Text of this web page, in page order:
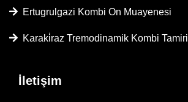
Ertugrulgazi Kombi On Muayenesi
Karaki̇raz Tremodinamik Kombi Tamiri
İletişim